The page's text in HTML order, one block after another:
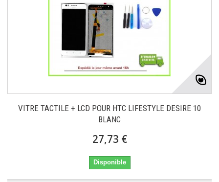
VITRE TACTILE + LCD POUR HTC LIFESTYLE DESIRE 10
BLANC
27,73 €
Disponible